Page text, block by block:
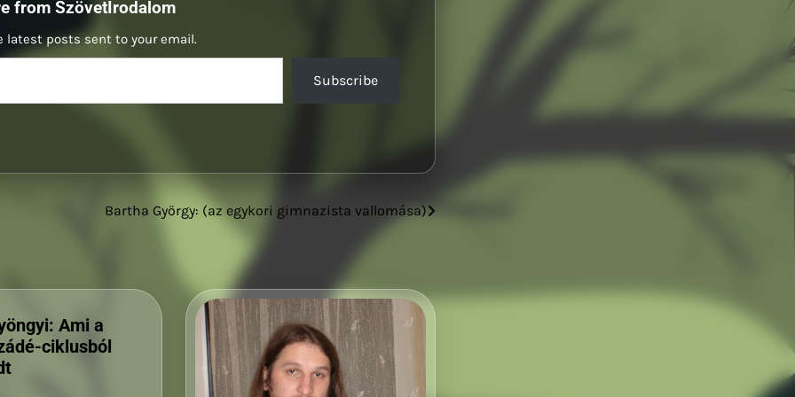
from SzövetIrodalom
latest posts sent to your email.
Subscribe
Bartha György: (az egykori gimnazista vallomása)
Ami a
ciklusból